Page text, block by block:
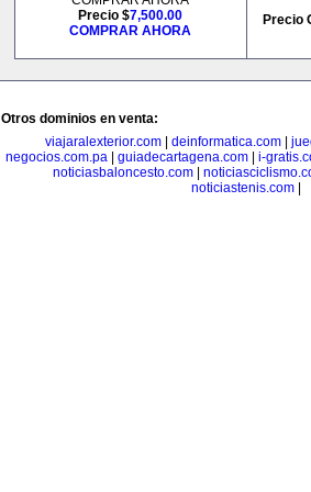
Precio $7,500.00
COMPRAR AHORA
Precio
Otros dominios en venta:
viajaralexterior.com| deinformatica.com|
negocios.com.pa| guiadecartagena.com| i-
noticiasbaloncesto.com
noticiastenis.com